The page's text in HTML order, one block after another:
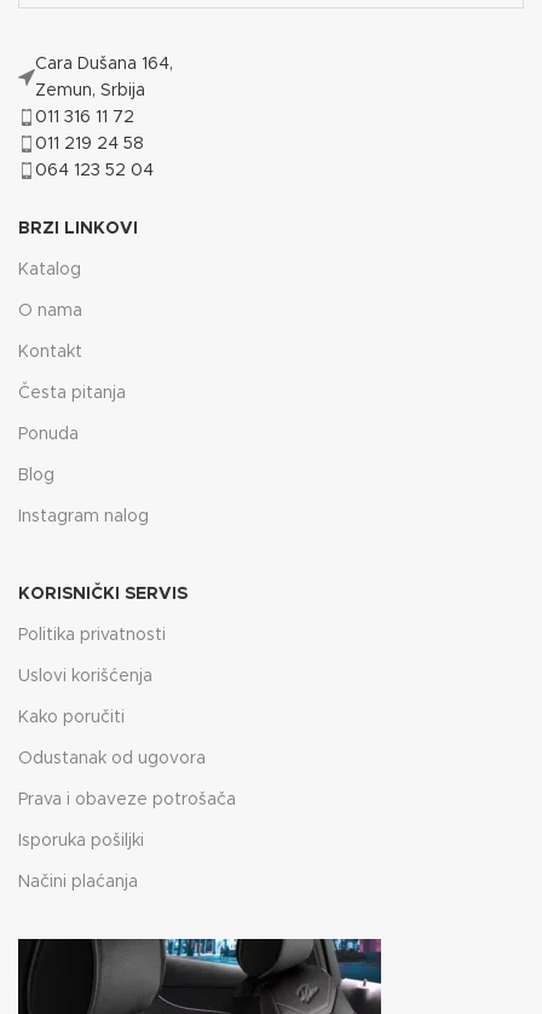
Cara Dušana 164,
Zemun, Srbija
011 316 11 72
011 219 24 58
064 123 52 04
BRZI LINKOVI
Katalog
O nama
Kontakt
Česta pitanja
Ponuda
Blog
Instagram nalog
KORISNIČKI SERVIS
Politika privatnosti
Uslovi korišćenja
Kako poručiti
Odustanak od ugovora
Prava i obaveze potrošača
Isporuka pošiljki
Načini plaćanja